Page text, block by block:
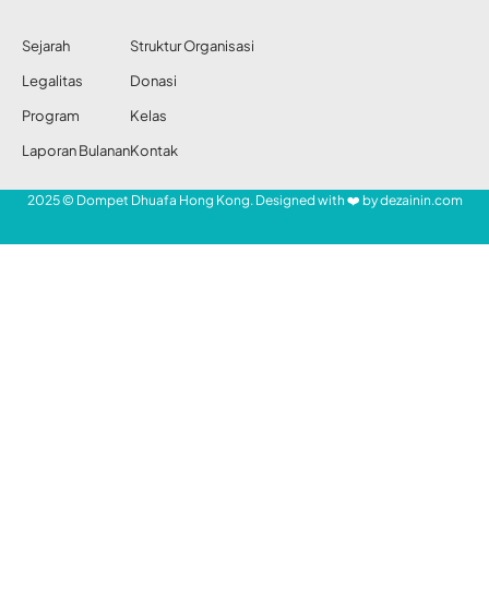
Sejarah
Legalitas
Program
Laporan Bulanan
Struktur Organisasi
Donasi
Kelas
Kontak
2025 © Dompet Dhuafa Hong Kong. Designed with ❤️ bydezainin.com